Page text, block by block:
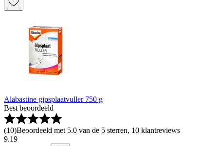
Alabastine gipsplaatvuller 750 g
Best beoordeeld
(10)Beoordeeld met 5.0 van de 5 sterren, 10 klantreviews
9.19